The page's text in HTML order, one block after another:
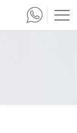
Poids lourds,